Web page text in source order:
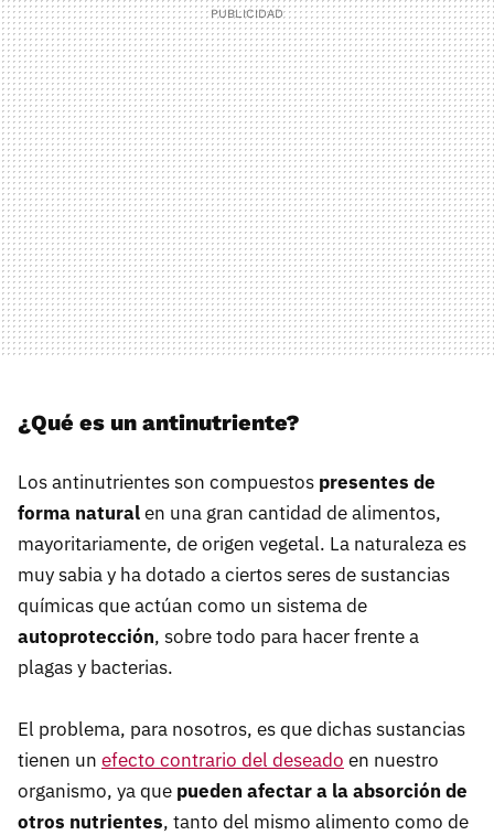
¿Qué es un antinutriente?
Los antinutrientes son compuestos presentes de
forma naturalen una gran cantidad de alimentos,
mayoritariamente, de origen vegetal. La naturaleza es
muy sabia y ha dotado a ciertos seres de sustancias
químicas que actúan como un sistema de
autoprotección, sobre todo para hacer frente a
plagas y bacterias.
El problema, para nosotros, es que dichas sustancias
tienen un efecto contrario del deseado en nuestro
organismo, ya que pueden afectar a la absorción de
otros nutrientes, tanto del mismo alimento como de